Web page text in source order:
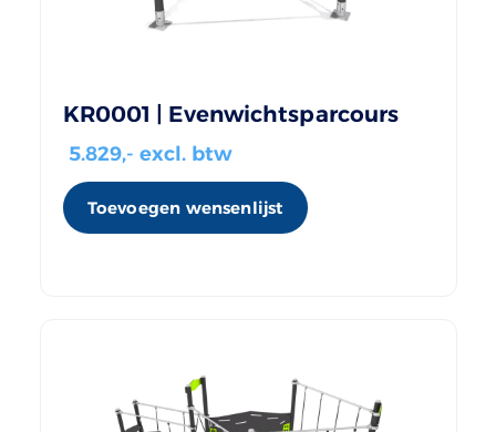
KR0001 | Evenwichtsparcours
5.829,- excl. btw
Toevoegen wensenlijst